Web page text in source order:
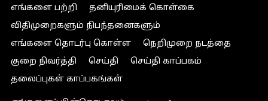
எங்களை பற்றி
தனியுரிமைக் கொள்கை
விதிமுறைகளும் நிபந்தனைகளும்
எங்களை தொடர்பு கொள்ள
நெறிமுறை நடத்தை
குறை நிவர்த்தி
செய்தி
செய்தி காப்பகம்
தலைப்புகள் காப்பகங்கள்